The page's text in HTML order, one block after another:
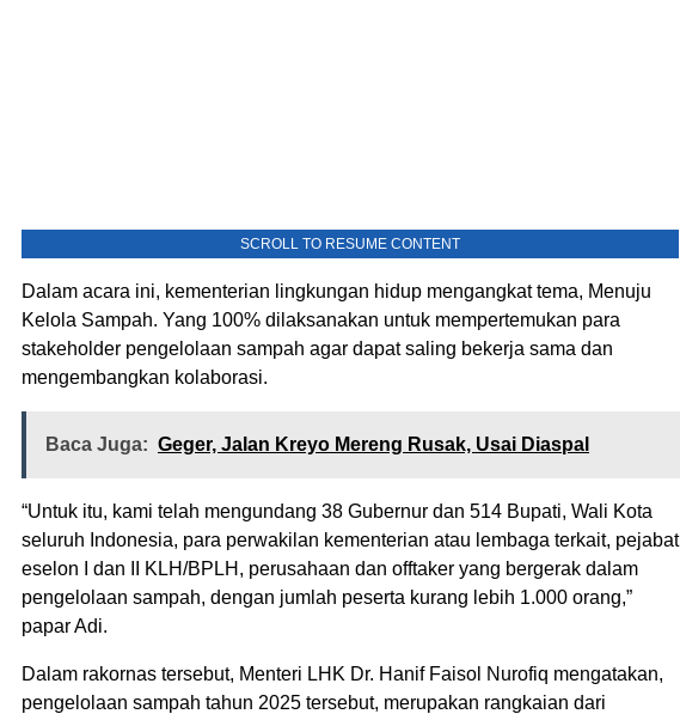
SCROLL TO RESUME CONTENT
Dalam acara ini, kementerian lingkungan hidup mengangkat tema, Menuju
Kelola Sampah. Yang 100% dilaksanakan untuk mempertemukan para
stakeholder pengelolaan sampah agar dapat saling bekerja sama dan
mengembangkan kolaborasi.
Baca Juga: Geger, Jalan Kreyo Mereng Rusak, Usai Diaspal
“Untuk itu, kami telah mengundang 38 Gubernur dan 514 Bupati, Wali Kota
seluruh Indonesia, para perwakilan kementerian atau lembaga terkait, pejabat
eselon I dan II KLH/BPLH, perusahaan dan offtaker yang bergerak dalam
pengelolaan sampah, dengan jumlah peserta kurang lebih 1.000 orang,”
papar Adi.
Dalam rakornas tersebut, Menteri LHK Dr. Hanif Faisol Nurofiq mengatakan,
pengelolaan sampah tahun 2025 tersebut, merupakan rangkaian dari